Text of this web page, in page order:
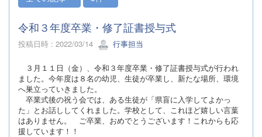
令和３年度卒業・修了証書授与式
投稿日時 : 2022/03/14 行事担当
３月１１日（金）、令和３年度卒業・修了証書授与式が行われ
ました。今年度は８名の幼児、生徒が卒業し、新たな場所、環境
へ巣立っていきました。
卒業式後の祝う会では、ある生徒が「県盲に入学してよかっ
た」とお話ししてくれました。学校として、これほど嬉しい言葉
はありません。
ご卒業、おめでとうございます！これからも応
援しています！！